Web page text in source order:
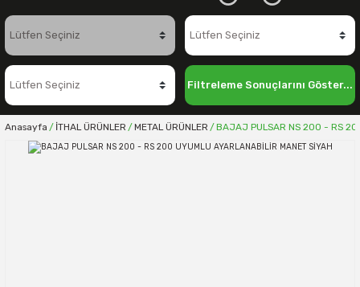
Filtreleme Sonuçlarını Göster...
Anasayfa İTHAL ÜRÜNLER METAL ÜRÜNLER BAJAJ PULSAR NS 200 - RS